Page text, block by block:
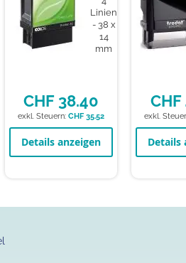
Linien
38 x
14
mm
CHF 38.40
CHF 35.52
Details anzeigen
CHF
Details